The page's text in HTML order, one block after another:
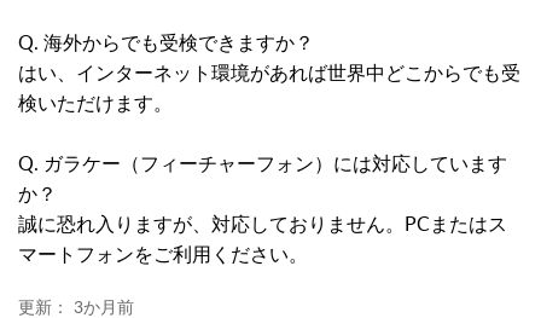
Q. 海外からでも受検できますか？
はい、インターネット環境があれば世界中どこからでも受
検いただけます。
Q. ガラケー（フィーチャーフォン）には対応しています
か？
誠に恐れ入りますが、対応しておりません。PCまたはス
マートフォンをご利用ください。
更新： 3か月前